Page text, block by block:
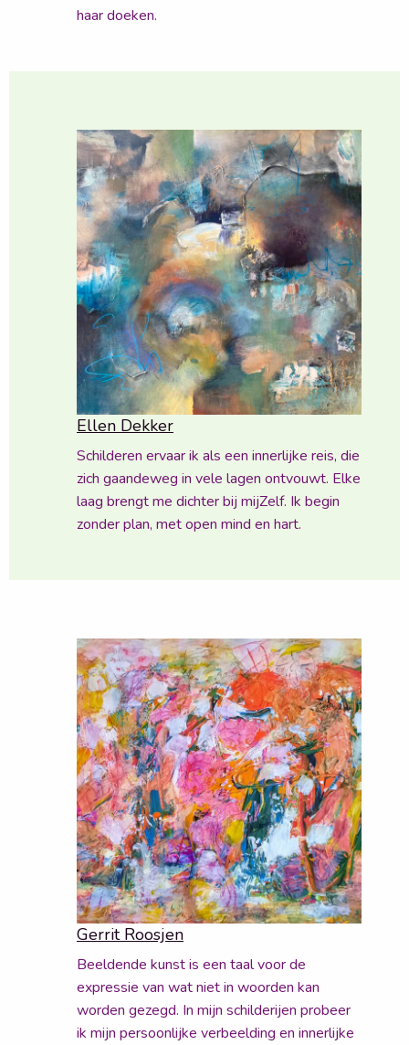
haar doeken.
Ellen Dekker
Schilderen ervaar ik als een innerlijke reis, die
zich gaandeweg in vele lagen ontvouwt. Elke
laag brengt me dichter bij mijZelf. Ik begin
zonder plan, met open mind en hart.
Gerrit Roosjen
Beeldende kunst is een taal voor de
expressie van wat niet in woorden kan
worden gezegd. In mijn schilderijen probeer
ik mijn persoonlijke verbeelding en innerlijke